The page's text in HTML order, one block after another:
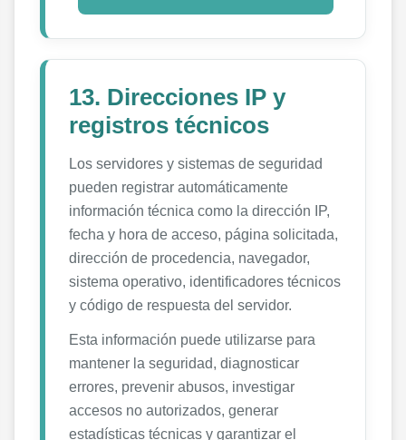
13. Direcciones IP y
registros técnicos
Los servidores y sistemas de seguridad
pueden registrar automáticamente
información técnica como la dirección IP,
fecha y hora de acceso, página solicitada,
dirección de procedencia, navegador,
sistema operativo, identificadores técnicos
y código de respuesta del servidor.
Esta información puede utilizarse para
mantener la seguridad, diagnosticar
errores, prevenir abusos, investigar
accesos no autorizados, generar
estadísticas técnicas y garantizar el